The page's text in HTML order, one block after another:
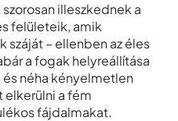
illeszkednek a
felületeik, amik
száját – ellenben az éles
a fogak helyreállítása
néha kényelmetlen
elkerülni a fém
fájdalmakat.